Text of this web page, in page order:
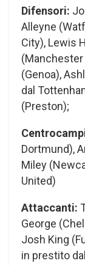
Difensori:
Alleyne
City), Lewis
(Genoa),
dal
(Preston);
Dortmund),
Miley
United)
Attaccanti:
George
Josh King
in prestito